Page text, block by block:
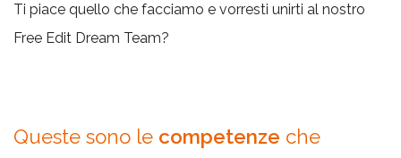
Ti piace quello che facciamo e vorresti unirti al nostro
Free Edit Dream Team?
Queste sono le competenze che